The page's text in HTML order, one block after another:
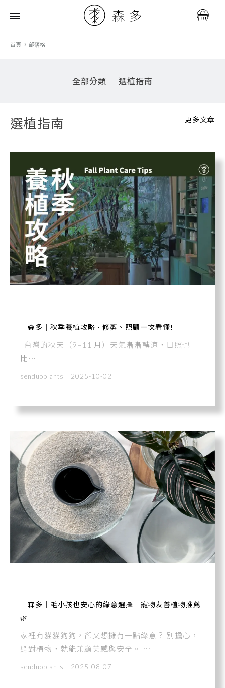
植
首頁 部落格
全部分類 選植指南
選植指南 更多文章
｜森多｜秋季養植攻略 - 修剪、照顧一次看懂!
台灣的秋天（9–11 月）天氣漸漸轉涼，日照也
比⋯
senduoplants | 2025-10-02
｜森多｜毛小孩也安心的綠意選擇｜寵物友善植物推薦
🌿
家裡有貓貓狗狗，卻又想擁有一點綠意？ 別擔心，
選對植物，就能兼顧美感與安全。 ⋯
senduoplants | 2025-08-07